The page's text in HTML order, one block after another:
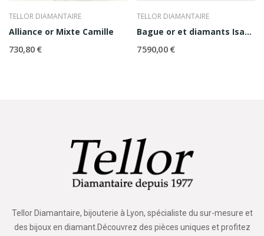
TELLOR DIAMANTAIRE
Alliance or Mixte Camille
730,80 €
TELLOR DIAMANTAIRE
Bague or et diamants Isabella
7 590,00 €
Tellor Diamantaire, bijouterie à Lyon, spécialiste du sur-mesure et
des bijoux en diamant.Découvrez des pièces uniques et profitez